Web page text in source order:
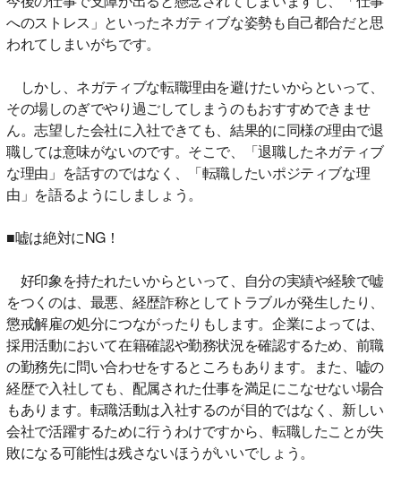
へのストレス」といったネガティブな姿勢も自己都合だと思
われてしまいがちです。
しかし、ネガティブな転職理由を避けたいからといって、
その場しのぎでやり過ごしてしまうのもおすすめできませ
ん。志望した会社に入社できても、結果的に同様の理由で退
職しては意味がないのです。そこで、「退職したネガティブ
な理由」を話すのではなく、「転職したいポジティブな理
由」を語るようにしましょう。
■嘘は絶対にNG！
好印象を持たれたいからといって、自分の実績や経験で嘘
をつくのは、最悪、経歴詐称としてトラブルが発生したり、
懲戒解雇の処分につながったりもします。企業によっては、
採用活動において在籍確認や勤務状況を確認するため、前職
の勤務先に問い合わせをするところもあります。また、嘘の
経歴で入社しても、配属された仕事を満足にこなせない場合
もあります。転職活動は入社するのが目的ではなく、新しい
会社で活躍するために行うわけですから、転職したことが失
敗になる可能性は残さないほうがいいでしょう。